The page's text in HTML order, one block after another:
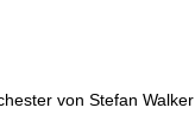
von Stefan Walker